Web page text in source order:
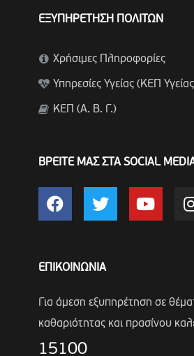
ΕΞΥΠΗΡΕΤΗΣΗ ΠΟΛΙΤΩΝ
Χρήσιμες Πληροφορίες
Υπηρεσίες Υγείας (ΚΕΠ
ΚΕΠ (Α. Β. Γ.)
ΒΡΕΙΤΕ ΜΑΣ ΣΤΑ SOCIAL
ΕΠΙΚΟΙΝΩΝΙΑ
Για άμεση εξυπηρέτηση σε
καθαριότητας και πρασίνου
15100